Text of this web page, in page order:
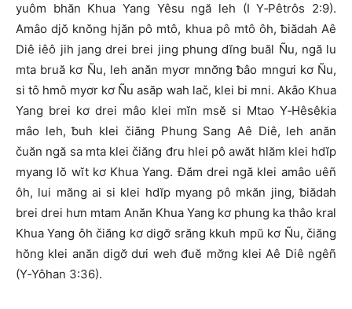
yuôm bhăn Khua Yang Yêsu ngă leh (I Y‑Pêtrôs 2:9).
Amâo djŏ knŏng hjăn pô mtô, khua pô mtô ôh, ƀiădah Aê
Diê iêô jih jang drei brei jing phung dĭng buăl Ñu, ngă lu
mta bruă kơ Ñu, leh anăn myơr mnơ̆ng ƀâo mngưi kơ Ñu,
si tô hmô myơr kơ Ñu asăp wah lač, klei bi mni. Akâo Khua
Yang brei kơ drei mâo klei mĭn msĕ si Mtao Y‑Hêsêkia
mâo leh, ƀuh klei čiăng Phung Sang Aê Diê, leh anăn
čuăn ngă sa mta klei čiăng đru hlei pô awăt hlăm klei hdĭp
myang lŏ wĭt kơ Khua Yang. Đăm drei ngă klei amâo uêñ
ôh, lui măng ai si klei hdĭp myang pô mkăn jing, ƀiădah
brei drei hưn mtam Anăn Khua Yang kơ phung ka thâo kral
Khua Yang ôh čiăng kơ digơ̆ srăng kkuh mpŭ kơ Ñu, čiăng
hŏng klei anăn digơ̆ dưi weh đuĕ mơ̆ng klei Aê Diê ngêñ
(Y‑Yôhan 3:36).